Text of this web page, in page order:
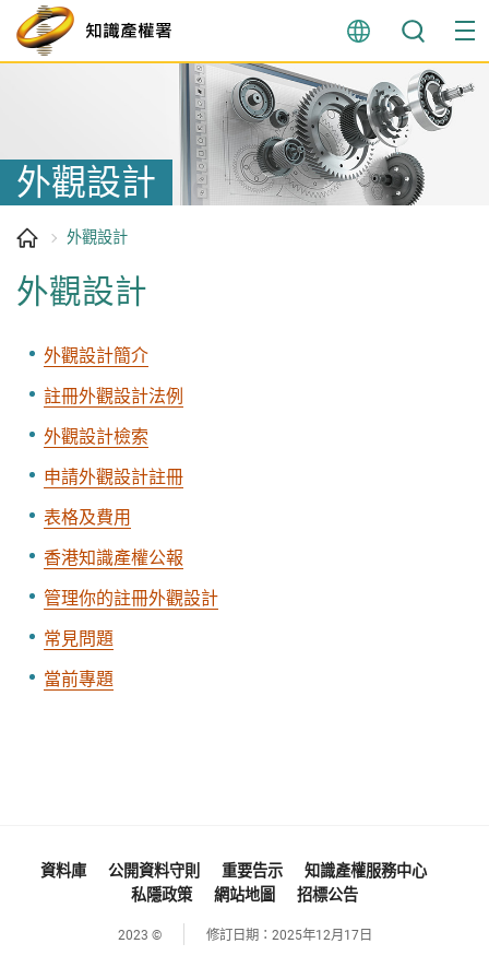
至
內
外觀設計
外觀設計
外觀設計
外觀設計簡介
註冊外觀設計法例
外觀設計檢索
申請外觀設計註冊
表格及費用
香港知識產權公報
管理你的註冊外觀設計
常見問題
當前專題
資料庫 公開資料守則 重要告示
知識產權服務中心
私隱政策
網站地圖 招標公告
2023 © 修訂日期： 2025年12月17日